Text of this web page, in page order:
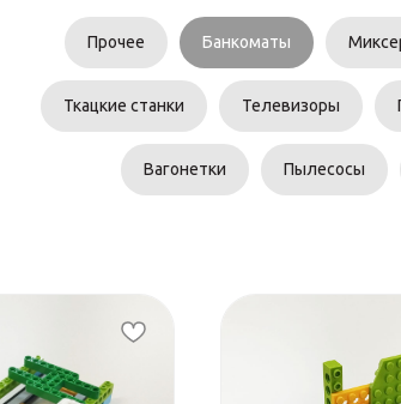
Прочее Банкоматы
Ткацкие станки Телевизоры
Вагонетки Пылесосы